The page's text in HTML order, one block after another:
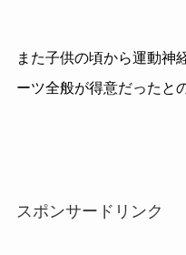
また子供の頃から運動神
ーツ全般が得意だったと
スポンサードリンク